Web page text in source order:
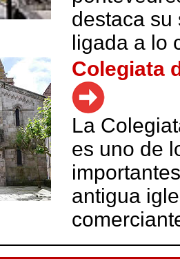
destaca su
ligada a lo
Colegiata
La
es uno de
antigua